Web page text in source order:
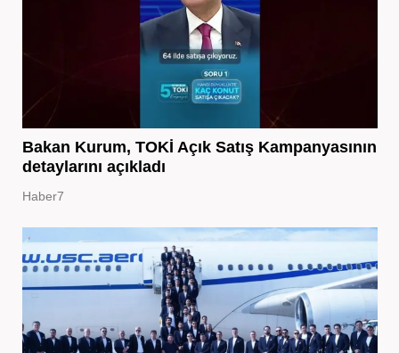
Bakan Kurum, TOKİ Açık Satış Kampanyasının
detaylarını açıkladı
Haber7